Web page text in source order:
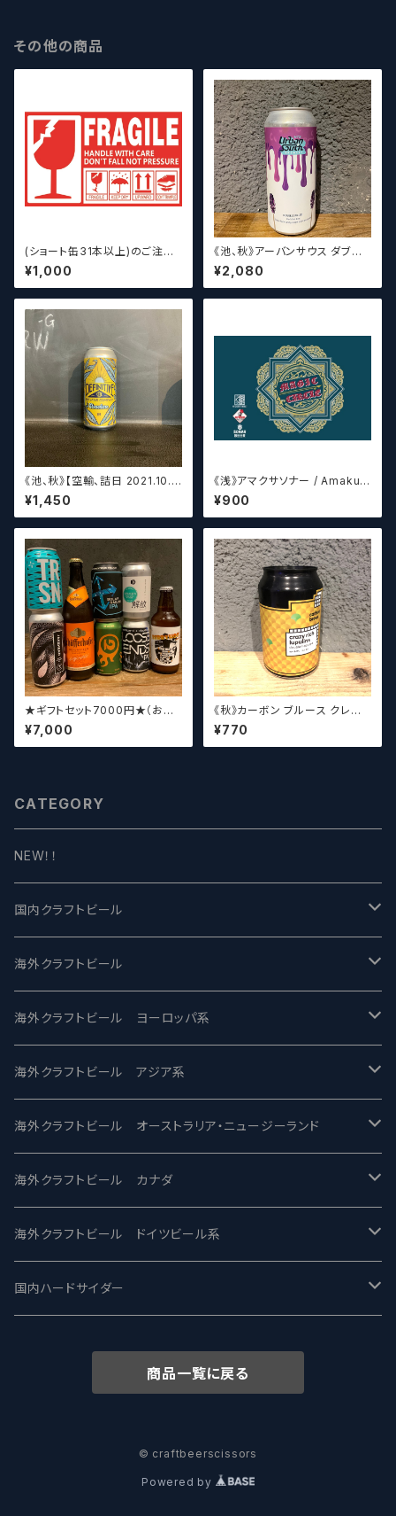
その他の商品
(ショート缶31本以上)のご注文
の場合いこちらをご購入くださ
い。 【クラフトビール】
¥1,000
《池、秋》アーバンサウス ダブル
スピルド ロックザボート / Urba
n South HTX Double Spille
d: Rock the Boat【クラフトビ
¥2,080
《池、秋》【空輸、詰日 2021.10.2
6】ディフィニティブ エルスウェア
/ Definitive Elsewhere
¥1,450
《浅》アマクサソナー / Amakus
a sonar MAGIC CIRCLE 【ク
ラフトビールシザーズ】
¥900
★ギフトセット7000円★（お好
みに合わせて5～8本チョイスさ
せていただきます）【クラフトビー
ル】
¥7,000
《秋》カーボン ブルース クレイ
ジーリッチルプリンズ Carbo
n Brews Crazy rich Lupulin
s【クラフトビール】
¥770
CATEGORY
NEW！！
国内クラフトビール
UCHU BREWING -うちゅうブルーイング
バテレ -VERTERE
2nd Story Ale Works -セカンドストーリー
ビアへるん - Beer Hearn
忽布古丹醸造 - HOP KOTAN
ワイマーケットブルーイング Y.Market Brewing
志賀高原ビール - SIGAKOGEN
箕面ビール - MINOH BEER
サンクトガーレン - Sankt Gallen
海外クラフトビール
Modern Times モダンタイムズ
Maui マウイ
Toppling Goliath トップリンゴライアス
Fair State フェアステイト
Lagunitas ラグニタス
FirestoneWalker ファイアストーン
Mikkeller ミッケラー
Hop Nation ホップネーション
海外クラフトビール ヨーロッパ系
UnBarred -アンバード
SAIREN /サイレン
ワイルドチャイルド - Wilde Child
BrewDog Brewery - ブリュードッグ
The Flying Inn / ザ フライイング イン
Lambiek Fabriek - ファブリーク
海外クラフトビール アジア系
gweilo-鬼佬 グウァイロ
Heart Of Darkness - ハートオブダークネス
Carbon brews -カーボン
TAIHU - タイフー
Behemoth - ベヒーモス
海外クラフトビール オーストラリア・ニュージーランド
ROCKY RIDGE - ロッキーリッジ
BODRIGGY BREWING ボッドリッジー
CO-CONSPIRATORS コ・コンスピレーターズ
Deep Creek Brewing Co.
8 Wired エイトワイアード
海外クラフトビール カナダ
Jackie O's ジャッキーオーズ
Westbrook ウェストブルック
Strathcona ストラスコナ
ODIN BREWING オディン
海外クラフトビール ドイツビール系
Karmeliten カーメリテン
Früh フリュー
国内ハードサイダー
商品一覧に戻る
© craftbeerscissors
Powered by